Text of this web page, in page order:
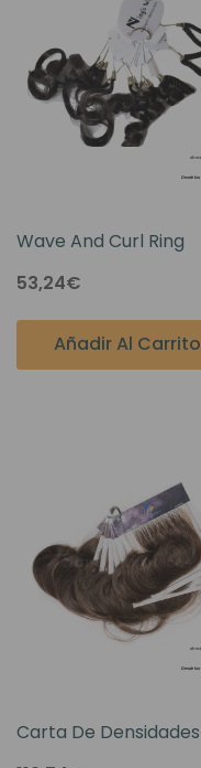
Wave And Curl Ring
53,24€
Añadir Al Carrito
Carta De Densidades